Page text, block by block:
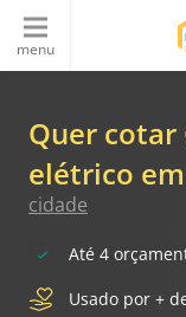
menu
Quer cotar
elétrico
cidade
Até 4
Usado por +